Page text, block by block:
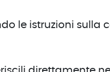
le istruzioni sulla